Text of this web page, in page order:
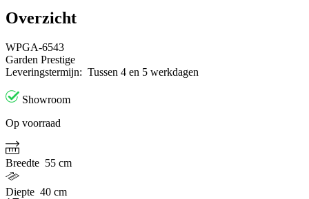
Overzicht
WPGA-6543
Garden Prestige
Leveringstermijn: Tussen 4 en 5 werkdagen
Showroom
Op voorraad
Breedte 55 cm
Diepte 40 cm